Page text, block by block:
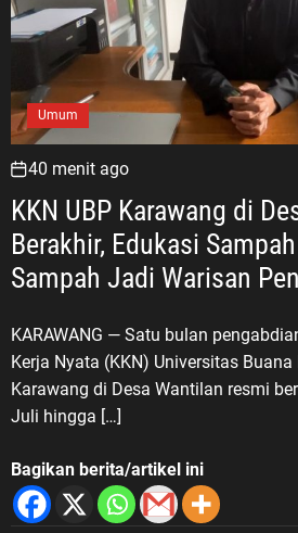
Umum
40 menit ago
KKN UBP Karawang di
Berakhir, Edukasi
Sampah Jadi Warisan
KARAWANG — Satu bulan
Kerja Nyata (KKN) Universitas Buana
Karawang di Desa Wantilan resmi
Juli hingga […]
Bagikan berita/artikel ini